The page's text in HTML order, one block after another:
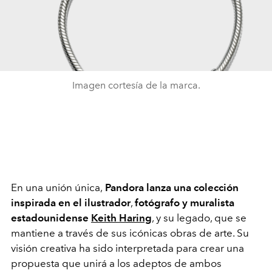
Imagen cortesía de la marca.
En una unión única, Pandora lanza una colección
inspirada en el ilustrador, fotógrafo y muralista
estadounidense Keith Haring, y su legado, que se
mantiene a través de sus icónicas obras de arte. Su
visión creativa ha sido interpretada para crear una
propuesta que unirá a los adeptos de ambos